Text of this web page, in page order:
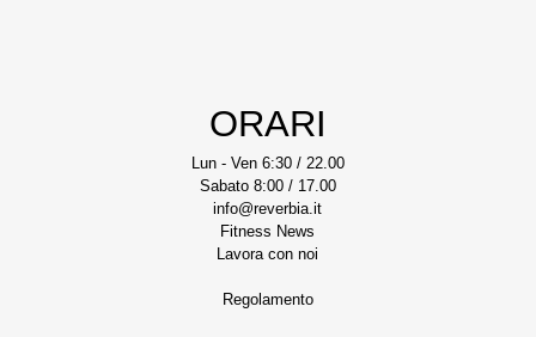
ORARI
Lun - Ven 6:30 / 22.00
Sabato 8:00 / 17.00
info@reverbia.it
Fitness News
Lavora con noi
Regolamento